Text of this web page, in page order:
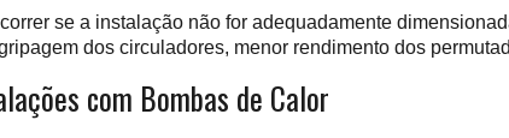
se a instalação não for adequadamente
dos circuladores, menor rendimento dos
com Bombas de Calor